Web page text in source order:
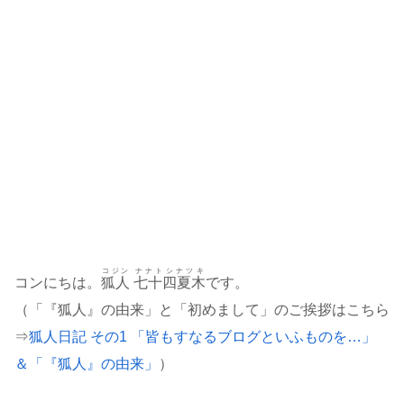
コンにちは。 狐人
コジン
七十四夏木
ナナトシナツキ
です。
（「『狐人』の由来」と「初めまして」のご挨拶はこちら
⇒狐人日記 その1 「皆もすなるブログといふものを…」
＆「『狐人』の由来」
）